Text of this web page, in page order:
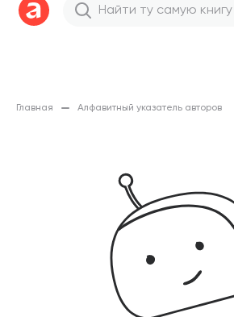
Главная Алфавитный указатель авторов